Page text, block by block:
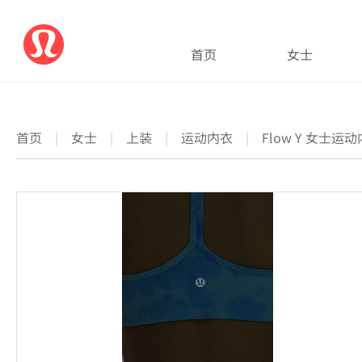
首页 女士
首页 | 女士 | 上装 | 运动内衣 | Flow Y 女士运